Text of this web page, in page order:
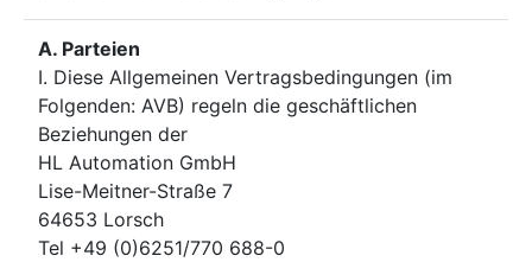
A. Parteien
I. Diese Allgemeinen Vertragsbedingungen (im
Folgenden: AVB) regeln die geschäftlichen
Beziehungen der
HL Automation GmbH
Lise-Meitner-Straße 7
64653 Lorsch
Tel +49 (0)6251/770 688-0